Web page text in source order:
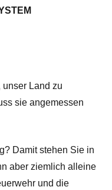
unser Land zu
sie angemessen
Damit stehen Sie in
aber ziemlich alleine
und die